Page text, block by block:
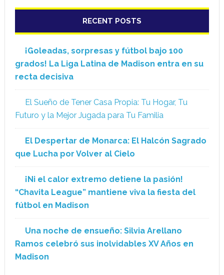
RECENT POSTS
¡Goleadas, sorpresas y fútbol bajo 100
grados! La Liga Latina de Madison entra en su
recta decisiva
El Sueño de Tener Casa Propia: Tu Hogar, Tu
Futuro y la Mejor Jugada para Tu Familia
El Despertar de Monarca: El Halcón Sagrado
que Lucha por Volver al Cielo
¡Ni el calor extremo detiene la pasión!
“Chavita League” mantiene viva la fiesta del
fútbol en Madison
Una noche de ensueño: Silvia Arellano
Ramos celebró sus inolvidables XV Años en
Madison